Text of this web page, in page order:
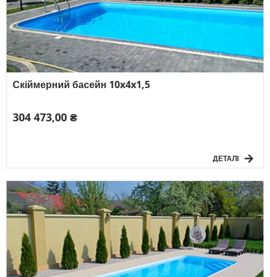
Скіймерний басейн 10x4x1,5
304 473,00 ₴
ДЕТАЛІ